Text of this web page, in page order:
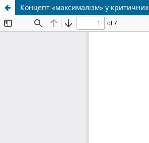
Концепт «максималізм» у